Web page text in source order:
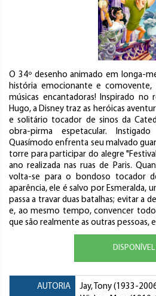
O 34º desenho animado em longa-
história emocionante e
músicas encantadoras! Inspirado no
Hugo, a Disney traz as heróicas
e solitário tocador de sinos da
obra-pirma espetacular.
Quasímodo enfrenta seu malvado
torre para participar do alegre
ano realizada nas ruas de Paris.
volta-se para o bondoso tocador
aparência, ele é salvo por Esmeralda,
passa a travar duas batalhas; evitar a
e, ao mesmo tempo, convencer
que são realmente as outras pessoas,
DISPONÍVEL
AUTORIA Jay, Tony (1933-